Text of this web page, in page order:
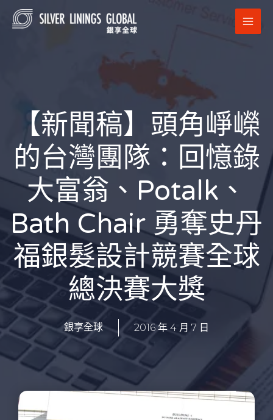
【新聞稿】頭角崢嶸
的台灣團隊：回憶錄
大富翁、Potalk、
Bath Chair 勇奪史丹
福銀髮設計競賽全球
總決賽大獎
銀享全球 2016 年 4 月 7 日